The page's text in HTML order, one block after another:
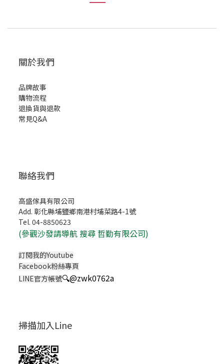
關於我們
品牌故事
購物流程
退換貨與退款
常見Q&A
聯絡我們
高盛傢具有限公司
Add. 彰化縣埔鹽鄉南港村埔菜路4-1號
Tel. 04-8850623
(參觀沙發請導航 搜尋 哲勤有限公司)
訂閱我的Youtube
Facebook粉絲專頁
LINE官方帳號🔍@zwk0762a
掃描加入Line